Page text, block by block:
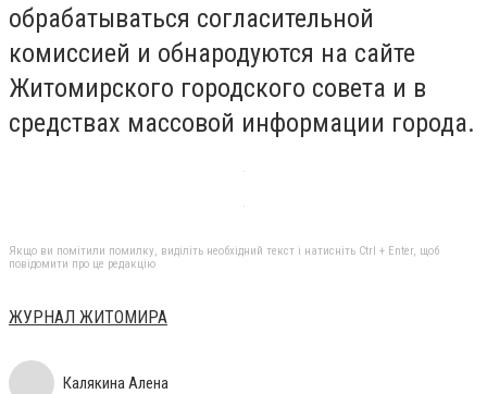
обрабатываться согласительной
комиссией и обнародуются на сайте
Житомирского городского совета и в
средствах массовой информации города.
Якщо ви помітили помилку, виділіть необхідний текст і натисніть Ctrl + Enter, щоб
повідомити про це редакцію
ЖУРНАЛ ЖИТОМИРА
Калякина Алена